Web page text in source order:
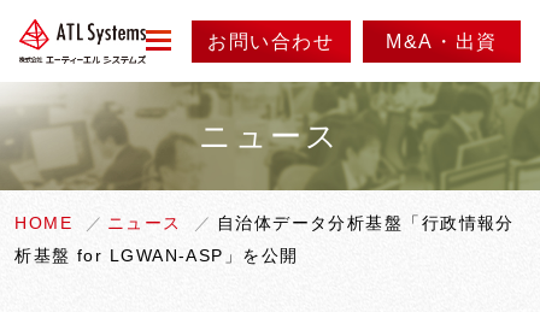
menu
会社情報
会社概要
事業内容
ニュース
お問い合わせ M&A・出資
ニュース
HOME ニュース
自治体データ分析基盤「行政情報分
析基盤 for LGWAN-ASP」を公開